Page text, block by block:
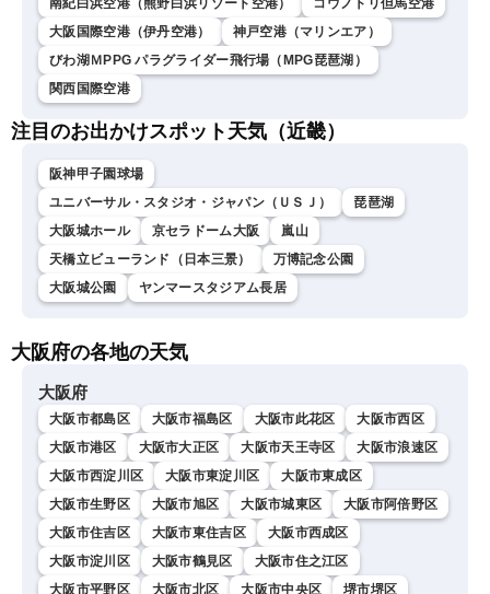
大阪国際空港（伊丹空港）
神戸空港（マリンエア）
びわ湖ＭPPG パラグライダー飛行場（MPG琵琶湖）
関西国際空港
注目のお出かけスポット天気（近畿）
阪神甲子園球場
ユニバーサル・スタジオ・ジャパン（ＵＳＪ）
琵琶湖
大阪城ホール
京セラドーム大阪
嵐山
天橋立ビューランド（日本三景）
万博記念公園
大阪城公園
ヤンマースタジアム長居
大阪府の各地の天気
大阪府
大阪市都島区 大阪市福島区 大阪市此花区
大阪市西区
大阪市港区
大阪市大正区 大阪市天王寺区
大阪市浪速区
大阪市西淀川区
大阪市東淀川区
大阪市東成区
大阪市生野区
大阪市旭区 大阪市城東区
大阪市阿倍野区
大阪市住吉区
大阪市東住吉区
大阪市西成区
大阪市淀川区
大阪市鶴見区
大阪市住之江区
大阪市平野区
大阪市北区 大阪市中央区 堺市堺区